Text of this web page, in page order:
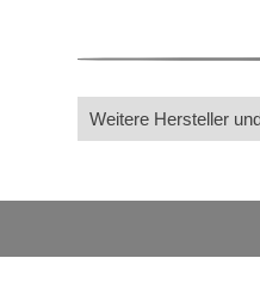
Weitere Hersteller